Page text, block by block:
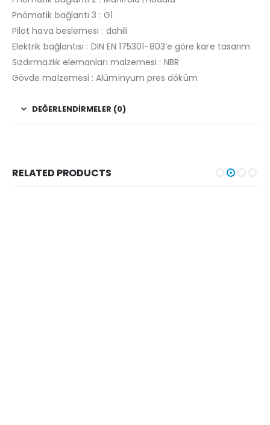
Pnömatik bağlantı 3 : G1
Pilot hava beslemesi : dahili
Elektrik bağlantısı : DIN EN 175301-803’e göre kare tasarım
Sızdırmazlık elemanları malzemesi : NBR
Gövde malzemesi : Alüminyum pres döküm
DEĞERLENDIRMELER (0)
RELATED PRODUCTS